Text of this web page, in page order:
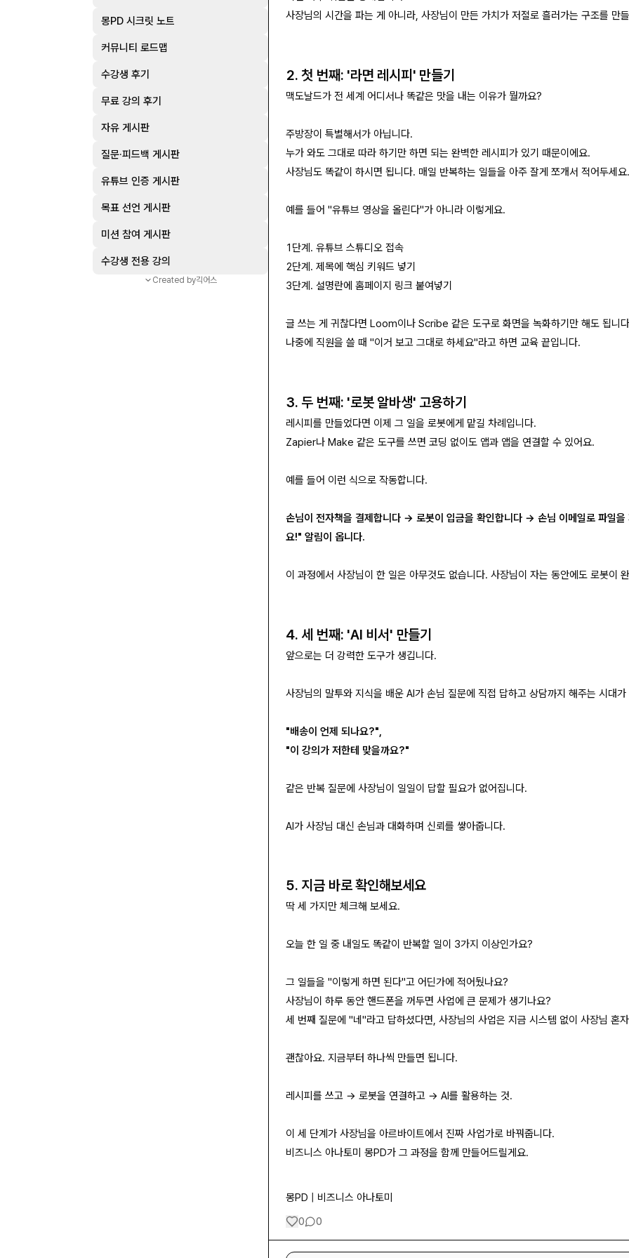
몽PD 시크릿 노트
커뮤니티 로드맵
수강생 후기
무료 강의 후기
자유 게시판
질문·피드백 게시판
유튜브 인증 게시판
목표 선언 게시판
미션 참여 게시판
수강생 전용 강의
Created by긱어스
사장님의 시간을 파는 게 아니라, 사장님이 만든 가치가 저절로 흘러가는 구조를 만
2. 첫 번째: '라면 레시피' 만들기
맥도날드가 전 세계 어디서나 똑같은 맛을 내는 이유가 뭘까요?
주방장이 특별해서가 아닙니다.
누가 와도 그대로 따라 하기만 하면 되는 완벽한 레시피가 있기 때문이에요.
사장님도 똑같이 하시면 됩니다. 매일 반복하는 일들을 아주 잘게 쪼개서 적어두세요.
예를 들어 "유튜브 영상을 올린다"가 아니라 이렇게요.
1단계. 유튜브 스튜디오 접속
2단계. 제목에 핵심 키워드 넣기
3단계. 설명란에 홈페이지 링크 붙여넣기
글 쓰는 게 귀찮다면 Loom이나 Scribe 같은 도구로 화면을 녹화하기만 해도 됩니
나중에 직원을 쓸 때 "이거 보고 그대로 하세요"라고 하면 교육 끝입니다.
3. 두 번째: '로봇 알바생' 고용하기
레시피를 만들었다면 이제 그 일을 로봇에게 맡길 차례입니다.
Zapier나 Make 같은 도구를 쓰면 코딩 없이도 앱과 앱을 연결할 수 있어요.
예를 들어 이런 식으로 작동합니다.
손님이 전자책을 결제합니다 → 로봇이 입금을 확인합니다 → 손님 이메일로 파일
요!" 알림이 옵니다.
이 과정에서 사장님이 한 일은 아무것도 없습니다. 사장님이 자는 동안에도 로봇이
4. 세 번째: 'AI 비서' 만들기
앞으로는 더 강력한 도구가 생깁니다.
사장님의 말투와 지식을 배운 AI가 손님 질문에 직접 답하고 상담까지 해주는 시대
"배송이 언제 되나요?"
"이 강의가 저한테 맞을까요?"
같은 반복 질문에 사장님이 일일이 답할 필요가 없어집니다.
AI가 사장님 대신 손님과 대화하며 신뢰를 쌓아줍니다.
5. 지금 바로 확인해보세요
딱 세 가지만 체크해 보세요.
오늘 한 일 중 내일도 똑같이 반복할 일이 3가지 이상인가요?
그 일들을 "이렇게 하면 된다"고 어딘가에 적어뒀나요?
사장님이 하루 동안 핸드폰을 꺼두면 사업에 큰 문제가 생기나요?
세 번째 질문에 "네"라고 답하셨다면, 사장님의 사업은 지금 시스템 없이 사장님 혼
괜찮아요. 지금부터 하나씩 만들면 됩니다.
레시피를 쓰고 → 로봇을 연결하고 → AI를 활용하는 것.
이 세 단계가 사장님을 아르바이트에서 진짜 사업가로 바꿔줍니다.
비즈니스 아나토미 몽PD가 그 과정을 함께 만들어드릴게요.
몽PD | 비즈니스 아나토미
0 0